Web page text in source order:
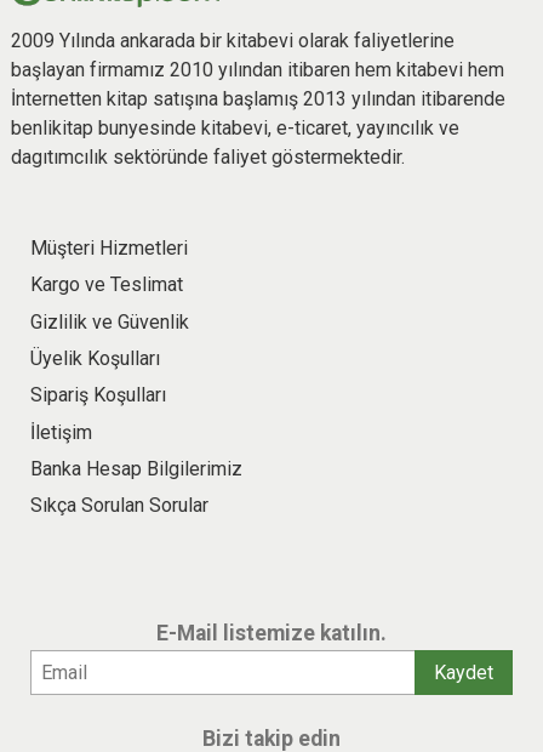
2009 Yılında ankarada bir kitabevi olarak faliyetlerine
başlayan firmamız 2010 yılından itibaren hem kitabevi hem
İnternetten kitap satışına başlamış 2013 yılından itibarende
benlikitap bunyesinde kitabevi, e-ticaret, yayıncılık ve
dagıtımcılık sektöründe faliyet göstermektedir.
Müşteri Hizmetleri
Kargo ve Teslimat
Gizlilik ve Güvenlik
Üyelik Koşulları
Sipariş Koşulları
İletişim
Banka Hesap Bilgilerimiz
Sıkça Sorulan Sorular
E-Mail listemize katılın.
Bizi takip edin